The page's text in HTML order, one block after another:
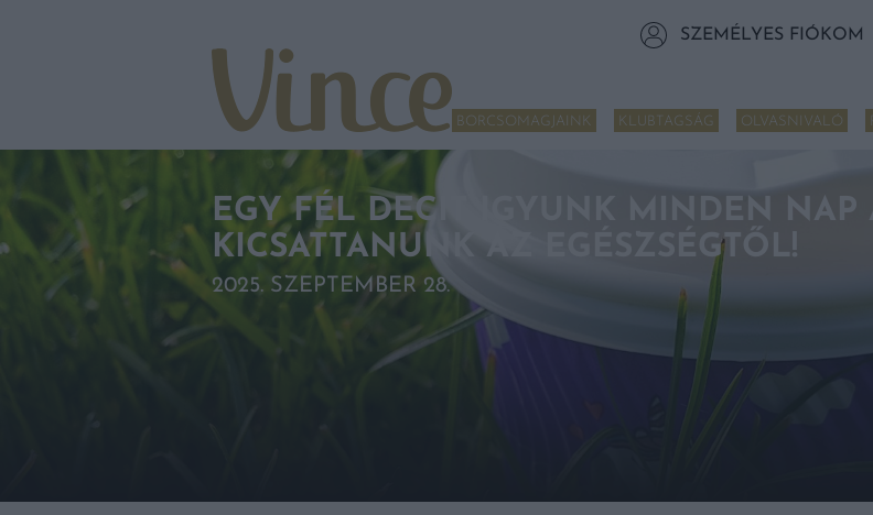
SZEMÉLYES FIÓKOM
BORCSOMAGJAINK KLUBTAGSÁG OLVASNIVALÓ
EGY FÉL DECIT IGYUNK MINDEN NAP
KICSATTANUNK AZ EGÉSZSÉGTŐL!
2025. SZEPTEMBER 28.